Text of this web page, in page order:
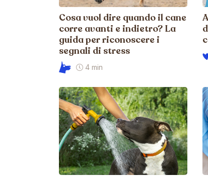
Cosa vuol dire quando il cane
corre avanti e indietro? La
guida per riconoscere i
segnali di stress
4 min